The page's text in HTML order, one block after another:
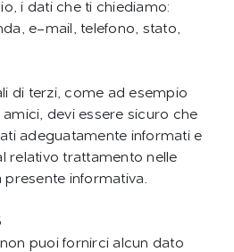
i dati che ti chiediamo:
e-mail, telefono, stato,
di terzi, come ad esempio
devi essere sicuro che
adeguatamente informati e
relativo trattamento nelle
informativa.
puoi fornirci alcun dato